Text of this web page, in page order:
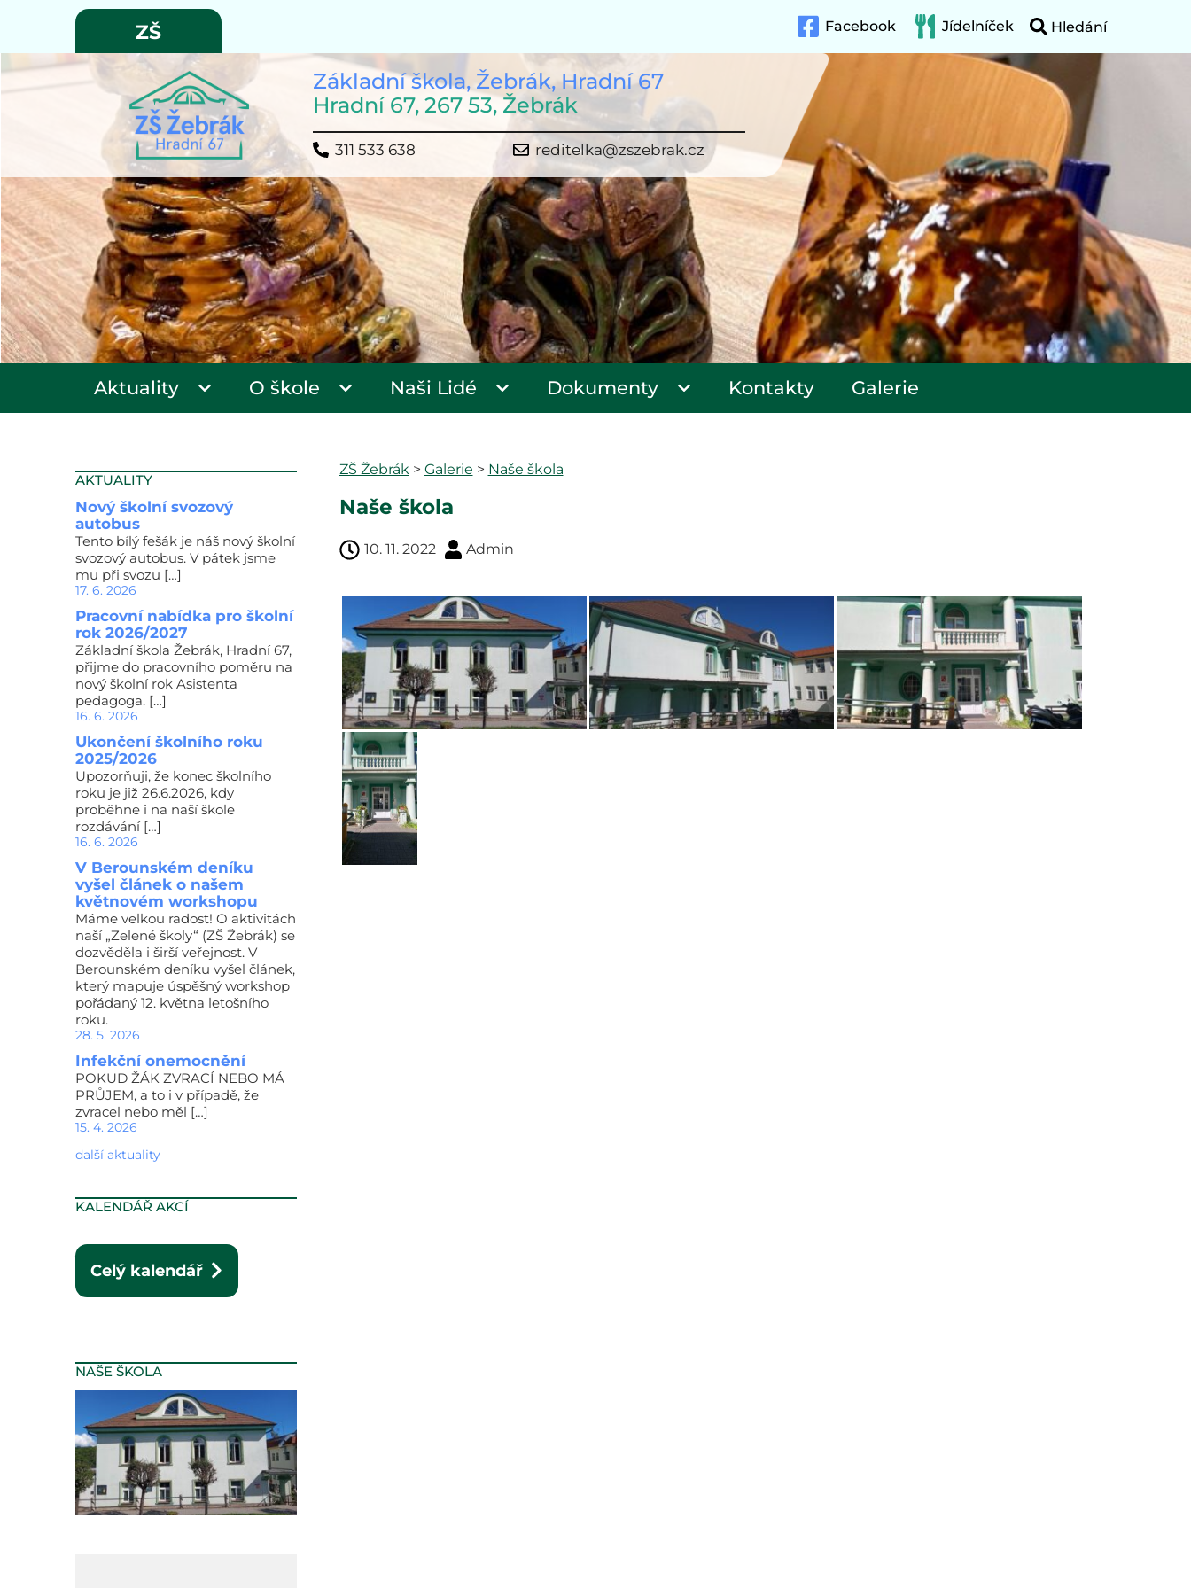
ZŠ Facebook Jídelníček
Základní škola, Žebrák, Hradní 67
Hradní 67, 267 53, Žebrák
311 533 638 reditelka@zszebrak.cz
Aktuality O škole Naši Lidé Dokumenty Kontakty Galerie
AKTUALITY
Nový školní svozový
autobus
Tento bílý fešák je náš nový školní
svozový autobus. V pátek jsme
mu při svozu […]
17. 6. 2026
Pracovní nabídka pro školní
rok 2026/2027
Základní škola Žebrák, Hradní 67,
přijme do pracovního poměru na
nový školní rok Asistenta
pedagoga. […]
16. 6. 2026
Ukončení školního roku
2025/2026
Upozorňuji, že konec školního
roku je již 26.6.2026, kdy
proběhne i na naší škole
rozdávání […]
16. 6. 2026
V Berounském deníku
vyšel článek o našem
květnovém workshopu
Máme velkou radost! O aktivitách
naší „Zelené školy“ (ZŠ Žebrák) se
dozvěděla i širší veřejnost. V
Berounském deníku vyšel článek,
který mapuje úspěšný workshop
pořádaný 12. května letošního
roku.
28. 5. 2026
Infekční onemocnění
POKUD ŽÁK ZVRACÍ NEBO MÁ
PRŮJEM, a to i v případě, že
zvracel nebo měl […]
15. 4. 2026
další aktuality
KALENDÁŘ AKCÍ
Celý kalendář
NAŠE ŠKOLA
ZŠ Žebrák> Galerie > Naše škola
Naše škola
10. 11. 2022 Admin